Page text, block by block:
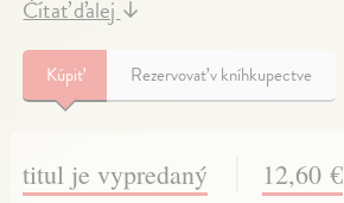
Čítať ďalej↓
Kúpiť Rezervovať v kníhkupectve
titul je vypredaný 12,60 €